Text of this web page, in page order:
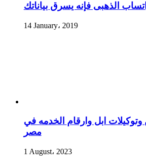
الذهبى فإنه يسرق بياناتك
14 January، 2019
ابل وارقام الخدمه في
مصر
1 August، 2023